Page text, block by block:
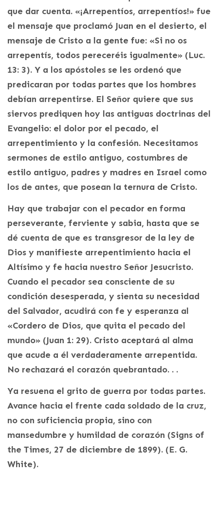
que dar cuenta. «¡Arrepentíos, arrepentíos!» fue
el mensaje que proclamó Juan en el desierto, el
mensaje de Cristo a la gente fue: «Si no os
arrepentís, todos pereceréis igualmente» (Luc.
13: 3). Y a los apóstoles se les ordenó que
predicaran por todas partes que los hombres
debían arrepentirse. El Señor quiere que sus
siervos prediquen hoy las antiguas doctrinas del
Evangelio: el dolor por el pecado, el
arrepentimiento y la confesión. Necesitamos
sermones de estilo antiguo, costumbres de
estilo antiguo, padres y madres en Israel como
los de antes, que posean la ternura de Cristo.
Hay que trabajar con el pecador en forma
perseverante, ferviente y sabia, hasta que se
dé cuenta de que es transgresor de la ley de
Dios y manifieste arrepentimiento hacia el
Altísimo y fe hacia nuestro Señor Jesucristo.
Cuando el pecador sea consciente de su
condición desesperada, y sienta su necesidad
del Salvador, acudirá con fe y esperanza al
«Cordero de Dios, que quita el pecado del
mundo» (Juan 1: 29). Cristo aceptará al alma
que acude a él verdaderamente arrepentida.
No rechazará el corazón quebrantado. . .
Ya resuena el grito de guerra por todas partes.
Avance hacia el frente cada soldado de la cruz,
no con suficiencia propia, sino con
mansedumbre y humildad de corazón (Signs of
the Times, 27 de diciembre de 1899). (E. G.
White).